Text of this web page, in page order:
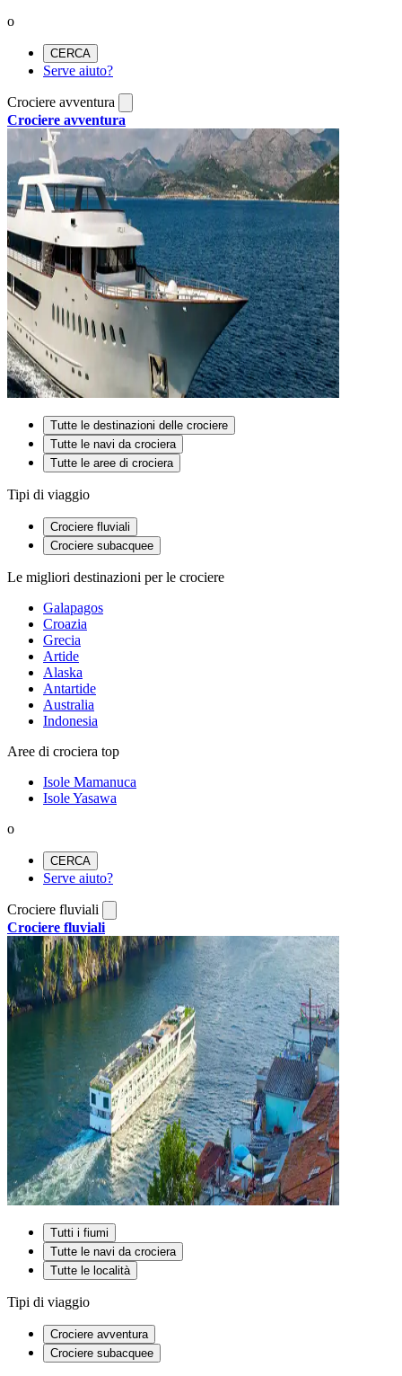
o
CERCA
Serve aiuto?
Crociere avventura
Crociere avventura
Tutte le destinazioni delle crociere
Tutte le navi da crociera
Tutte le aree di crociera
Tipi di viaggio
Crociere fluviali
Crociere subacquee
Le migliori destinazioni per le crociere
Galapagos
Croazia
Grecia
Artide
Alaska
Antartide
Australia
Indonesia
Aree di crociera top
Isole Mamanuca
Isole Yasawa
o
CERCA
Serve aiuto?
Crociere fluviali
Crociere fluviali
Tutti i fiumi
Tutte le navi da crociera
Tutte le località
Tipi di viaggio
Crociere avventura
Crociere subacquee